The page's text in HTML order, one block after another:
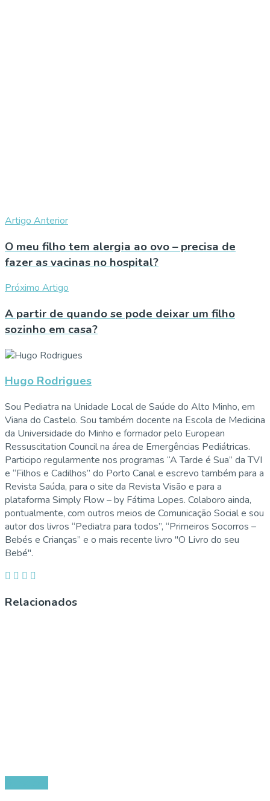
Artigo Anterior
O meu filho tem alergia ao ovo – precisa de
fazer as vacinas no hospital?
Próximo Artigo
A partir de quando se pode deixar um filho
sozinho em casa?
Hugo Rodrigues
Sou Pediatra na Unidade Local de Saúde do Alto Minho, em
Viana do Castelo. Sou também docente na Escola de Medicina
da Universidade do Minho e formador pelo European
Ressuscitation Council na área de Emergências Pediátricas.
Participo regularmente nos programas “A Tarde é Sua” da TVI
e “Filhos e Cadilhos” do Porto Canal e escrevo também para a
Revista Saúda, para o site da Revista Visão e para a
plataforma Simply Flow – by Fátima Lopes. Colaboro ainda,
pontualmente, com outros meios de Comunicação Social e sou
autor dos livros “Pediatra para todos”, “Primeiros Socorros –
Bebés e Crianças” e o mais recente livro "O Livro do seu
Bebé".
Relacionados